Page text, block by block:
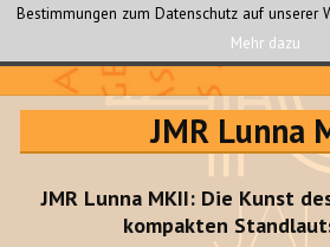
Audio Creativ
JMR Lunna
JMR Lunna MKII: Die Kunst
kompakten
Bestimmungen zum Datenschutz auf unserer
Mehr dazu